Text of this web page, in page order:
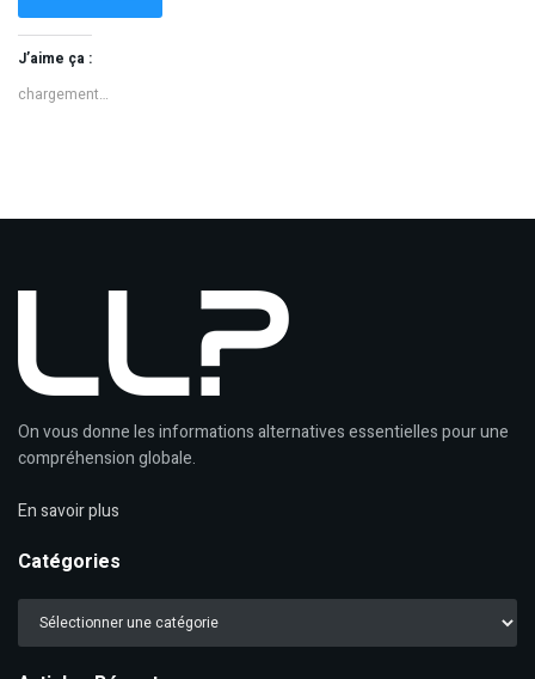
J’aime ça :
chargement…
On vous donne les informations alternatives essentielles pour une
compréhension globale.
En savoir plus
Catégories
Catégories